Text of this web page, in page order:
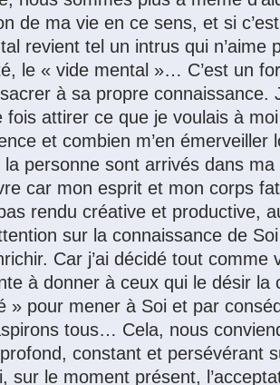
de ma vie en ce sens, et si
revient tel un intrus qui n’aime
le « vide mental »… C’est un
à sa propre connaissance.
fois attirer ce que je voulais à
et combien m’en émerveiller
personne sont arrivés dans ma
car mon esprit et mon corps
rendu créative et productive,
sur la connaissance de
Car j’ai décidé tout
à donner à ceux qui le désir la
» pour mener à Soi et par
tous… Cela, nous
constant et persévérant
sur le moment présent,